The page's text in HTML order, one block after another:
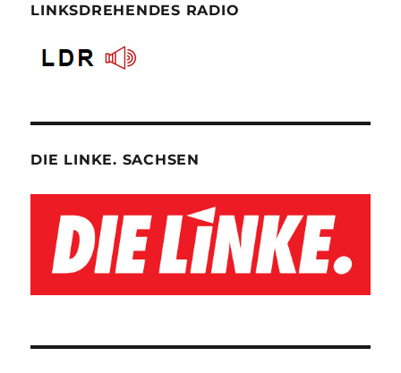
LINKSDREHENDES RADIO
DIE LINKE. SACHSEN